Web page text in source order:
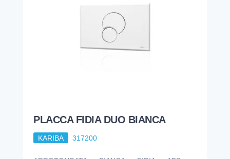
PLACCA FIDIA DUO BIANCA
KARIBA 317200